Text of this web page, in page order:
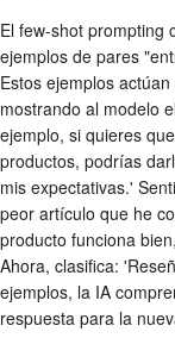
El few-shot prompting
ejemplos de pares
Estos ejemplos
mostrando al modelo
ejemplo, si quieres
productos, podrías
mis expectativas.'
peor artículo que he
producto funciona
Ahora, clasifica:
ejemplos, la IA
respuesta para la